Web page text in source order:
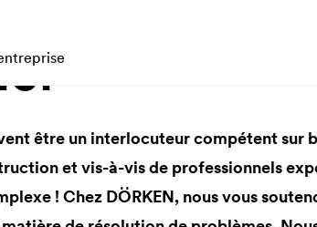
être un interlocuteur compétent sur
et vis-à-vis de professionnels
! Chez DÖRKEN, nous vous